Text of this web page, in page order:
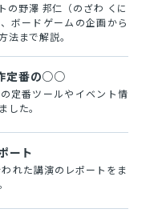
の野澤 邦仁（のざわ くに
ボードゲームの企画から
法まで解説。
定番の○○
定番ツールやイベント情
した。
ート
れた講演のレポートをま